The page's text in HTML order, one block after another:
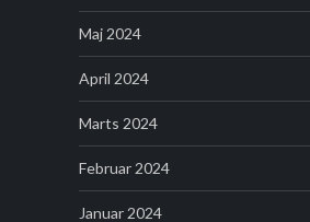
Maj 2024
April 2024
Marts 2024
Februar 2024
Januar 2024